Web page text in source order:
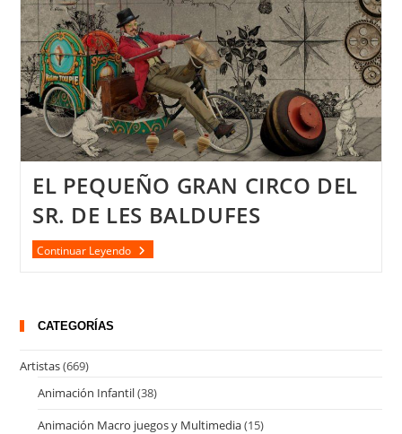
EL PEQUEÑO GRAN CIRCO DEL
SR. DE LES BALDUFES
Continuar LeyendoEL
CATEGORÍAS
Artistas(669)
Animación Infantil(38)
Animación Macro juegos y Multimedia(15)